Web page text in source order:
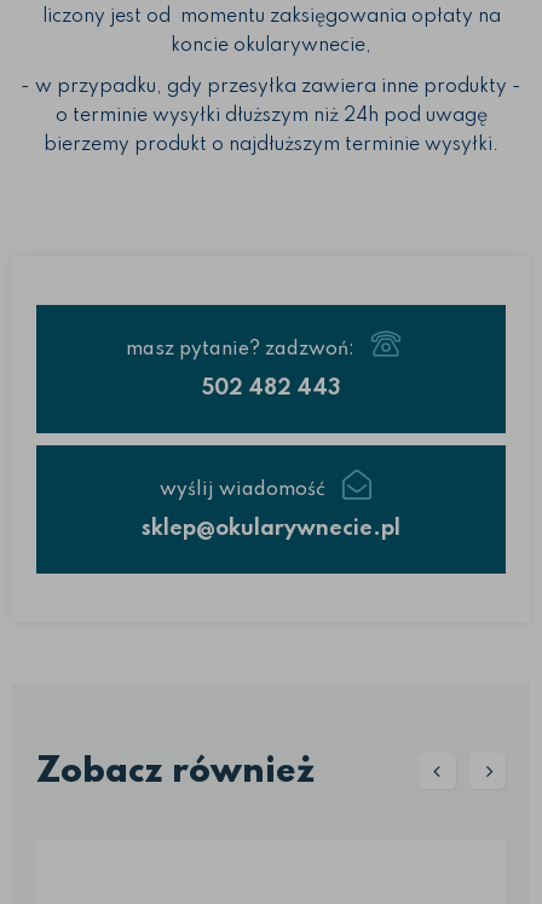
liczony jest od momentu zaksięgowania opłaty na
koncie okularywnecie,
- w przypadku, gdy przesyłka zawiera inne produkty -
o terminie wysyłki dłuższym niż 24h pod uwagę
bierzemy produkt o najdłuższym terminie wysyłki.
masz pytanie? zadzwoń:
502 482 443
wyślij wiadomość
sklep@okularywnecie.pl
Zobacz również